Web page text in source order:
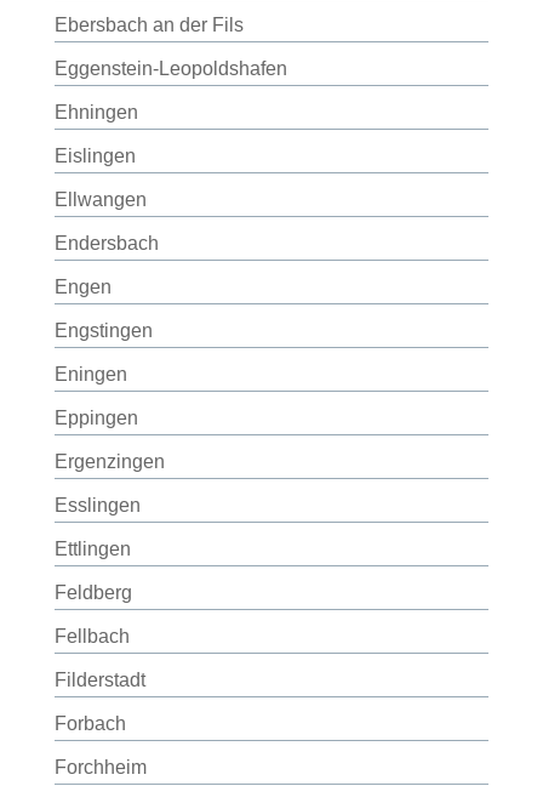
Ebersbach an der Fils
Eggenstein-Leopoldshafen
Ehningen
Eislingen
Ellwangen
Endersbach
Engen
Engstingen
Eningen
Eppingen
Ergenzingen
Esslingen
Ettlingen
Feldberg
Fellbach
Filderstadt
Forbach
Forchheim